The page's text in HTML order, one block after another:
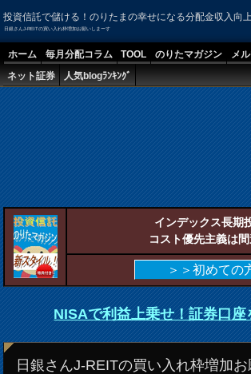
投資信託で儲ける！のりたまの幸せになる分配金収入向
日銀さんJ-REITの買い入れ枠増加お願いしまーす
ホーム 毎月分配コラム TOOL のりたマガジン メ
ネット証券
人気blogﾗﾝｷﾝｸﾞ
インデックス長期
コスト優先主義は
＞＞初めての
NISAで利益上乗せ！証券口座
日銀さんJ-REITの買い入れ枠増加